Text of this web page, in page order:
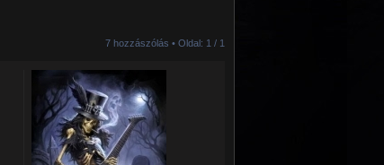
7 hozzászólás • Oldal: 1 / 1